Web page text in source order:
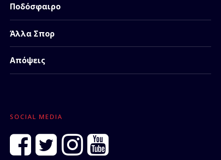
Ποδόσφαιρο
Άλλα Σπορ
Απόψεις
SOCIAL MEDIA